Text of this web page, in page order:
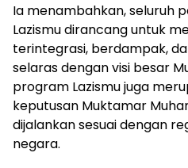
Ia menambahkan, seluruh
Lazismu dirancang untuk
terintegrasi, berdampak,
selaras dengan visi besar
program Lazismu juga
keputusan Muktamar
dijalankan sesuai dengan
negara.